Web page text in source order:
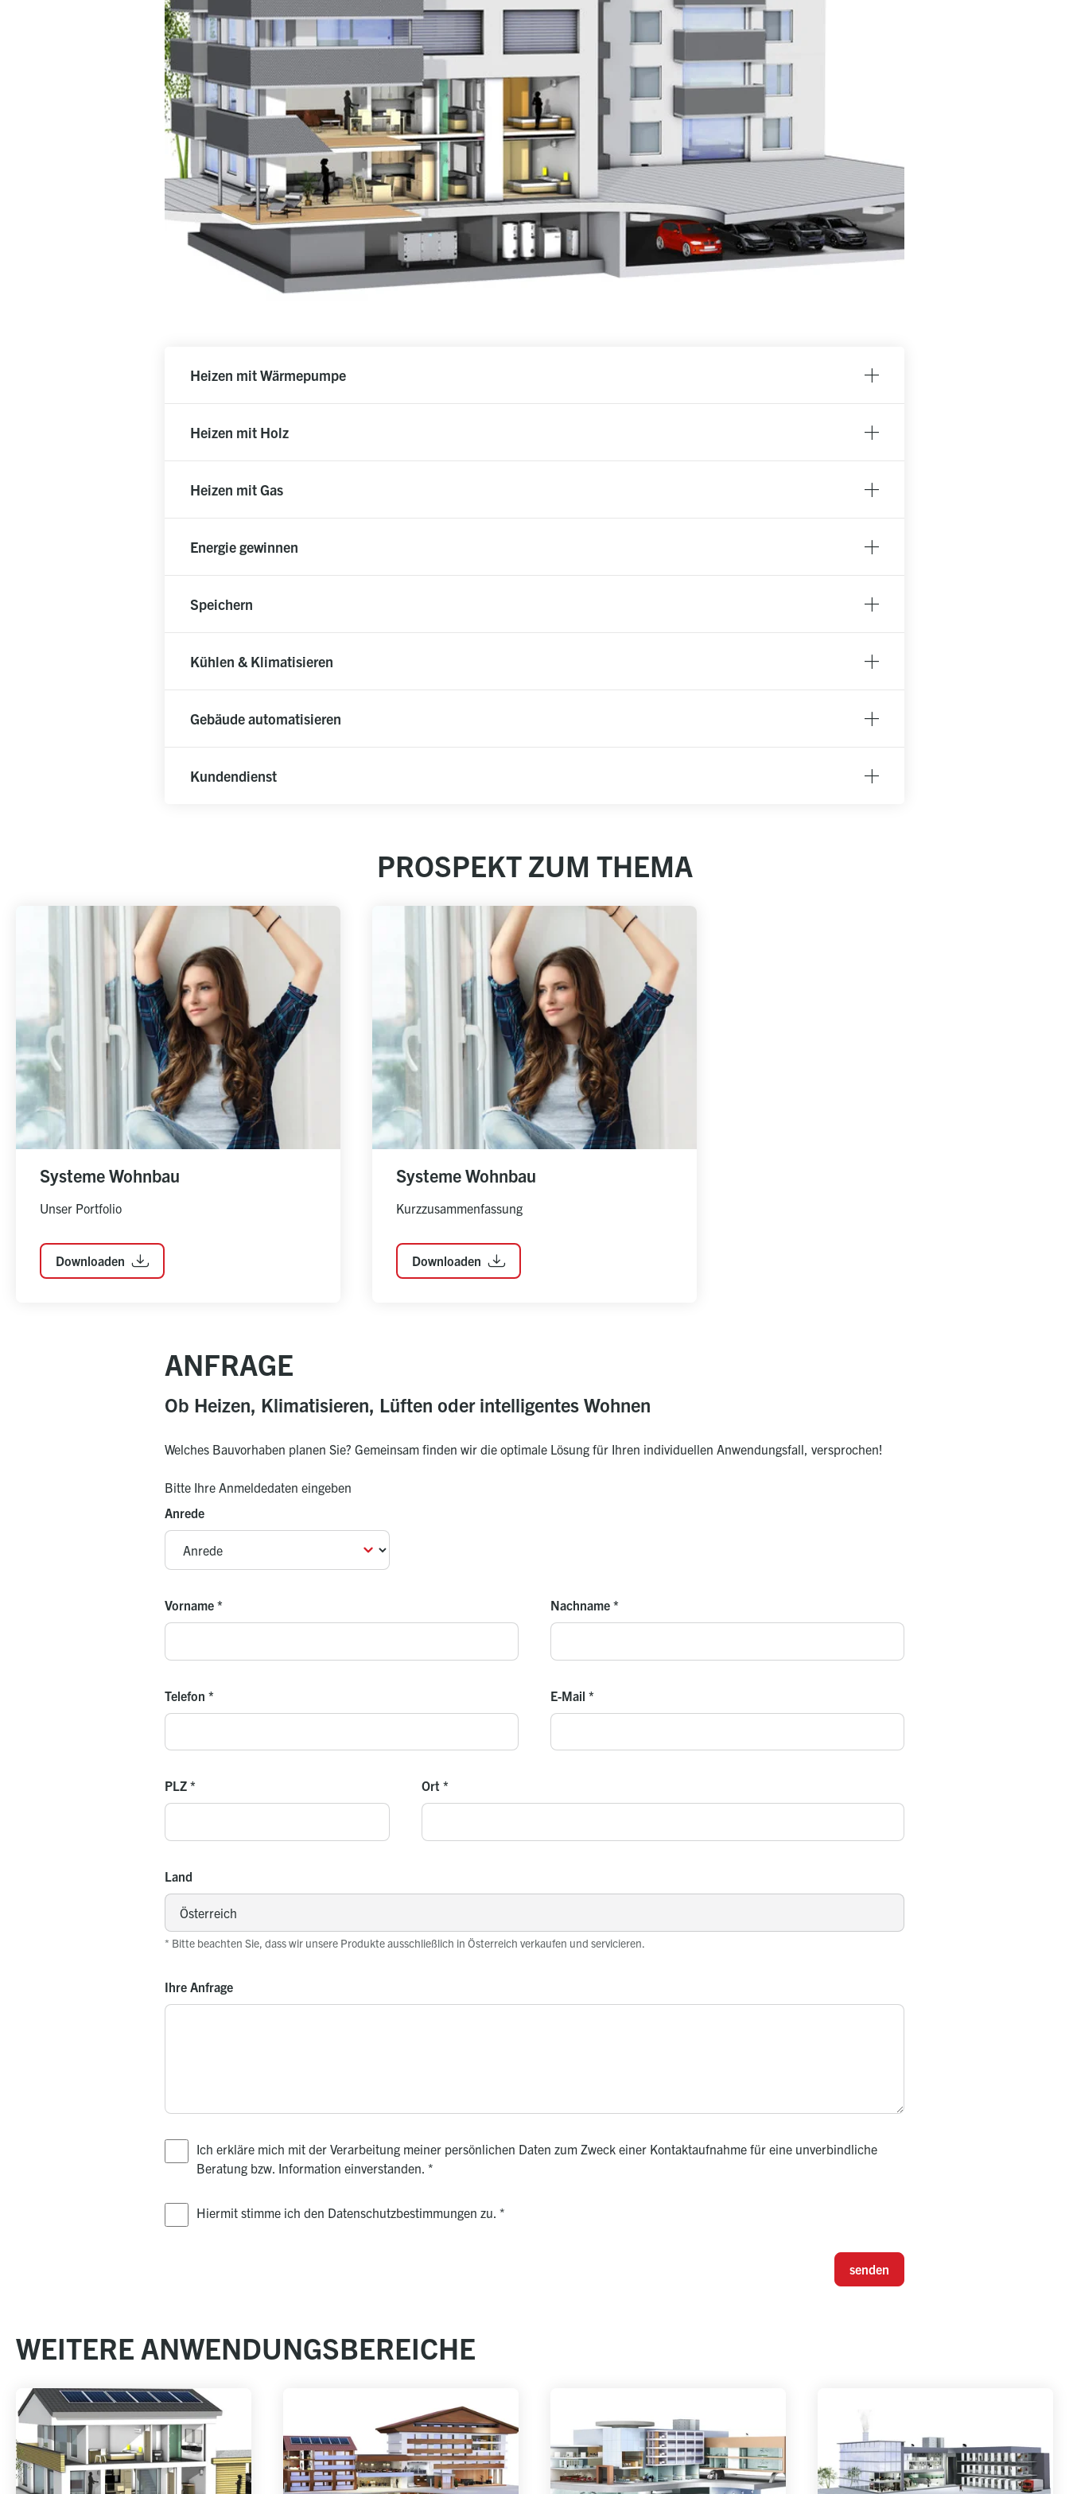
Heizen mit Wärmepumpe
Heizen mit Holz
Heizen mit Gas
Energie gewinnen
Speichern
Kühlen & Klimatisieren
Gebäude automatisieren
Kundendienst
PROSPEKT ZUM THEMA
Systeme Wohnbau
Unser Portfolio
Downloaden
Systeme Wohnbau
Kurzzusammenfassung
Downloaden
ANFRAGE
Ob Heizen, Klimatisieren, Lüften oder intelligentes Wohnen
Welches Bauvorhaben planen Sie? Gemeinsam finden wir die optimale Lösung für Ihren individuellen Anwendungsfall, versprochen!
Bitte Ihre Anmeldedaten eingeben
Anrede
Vorname * Nachname *
Telefon * E-Mail *
PLZ * Ort*
Land
* Bitte beachten Sie, dass wir unsere Produkte ausschließlich in Österreich verkaufen und servicieren.
Ihre Anfrage
Ich erkläre mich mit der Verarbeitung meiner persönlichen Daten zum Zweck einer Kontaktaufnahme für eine unverbindliche
Beratung bzw. Information einverstanden. *
Hiermit stimme ich den Datenschutzbestimmungen zu. *
senden
WEITERE ANWENDUNGSBEREICHE